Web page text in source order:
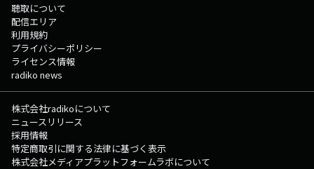
聴取について
配信エリア
利用規約
プライバシーポリシー
ライセンス情報
radiko news
株式会社radikoについて
ニュースリリース
採用情報
特定商取引に関する法律に基づく表示
株式会社メディアプラットフォームラボについて